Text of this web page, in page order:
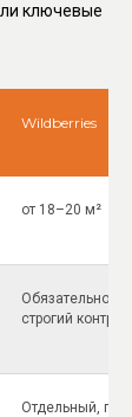
ключевые
Wildberries
от 18–20 м²
Обязательно,
строгий
Отдельный,